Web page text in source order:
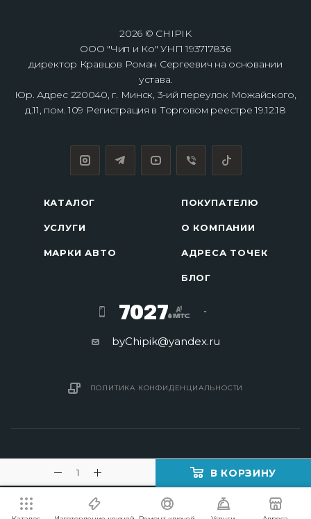
В КОРЗИНУ
2026 © CHIPIK
ООО "Чип и Ко" УНП 193717836
директор Кравцов Роман Сергеевич на основании
устава.
Юр. Адрес 220040, г. Минск, 3-ий переулок Можайского,
д.11, пом. 109 Регистрация в Торговом реестре 19.12.18
КАТАЛОГ
УСЛУГИ
МАРКИ АВТО
ПОКУПАТЕЛЮ
О КОМПАНИИ
АДРЕСА ТОЧЕК
БЛОГ
7027
byChipik@yandex.ru
ПОЛИТИКА КОНФИДЕНЦИАЛЬНОСТИ
2016 - 2026 © Изготовление ключей в Минске